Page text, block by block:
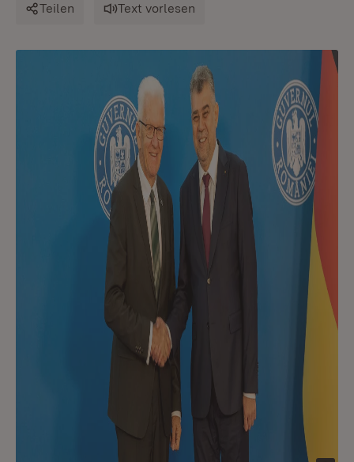
Teilen Text vorlesen